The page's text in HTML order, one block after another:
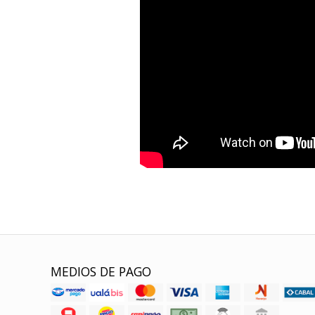
MEDIOS DE PAGO